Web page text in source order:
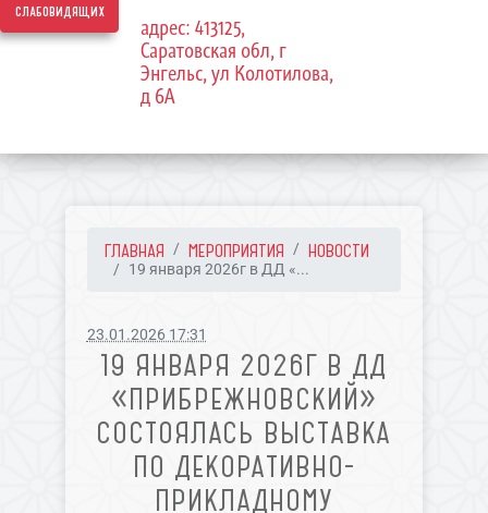
слабовидящих
адрес: 413125,
Саратовская обл, г
Энгельс, ул Колотилова,
д 6А
ГЛАВНАЯ МЕРОПРИЯТИЯ НОВОСТИ
19 января 2026г в ДД «...
23.01.2026 17:31
19 ЯНВАРЯ 2026Г В ДД
«ПРИБРЕЖНОВСКИЙ»
СОСТОЯЛАСЬ ВЫСТАВКА
ПО ДЕКОРАТИВНО-
ПРИКЛАДНОМУ